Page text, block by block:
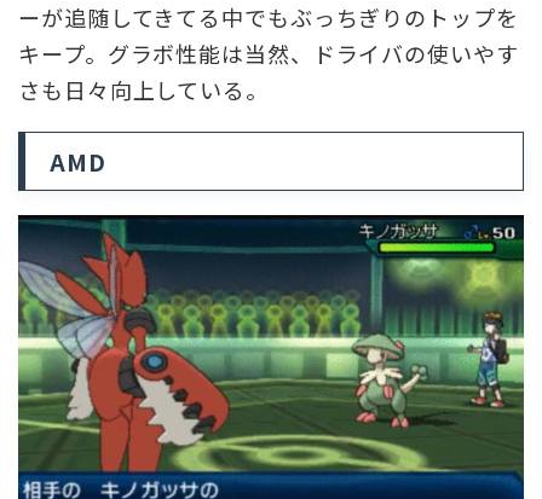
ーが追随してきてる中でもぶっちぎりのトップを
キープ。グラボ性能は当然、ドライバの使いやす
さも日々向上している。
AMD